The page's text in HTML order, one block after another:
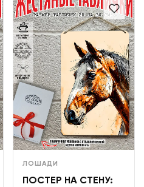
ЛОШАДИ
ПОСТЕР НА СТЕНУ: